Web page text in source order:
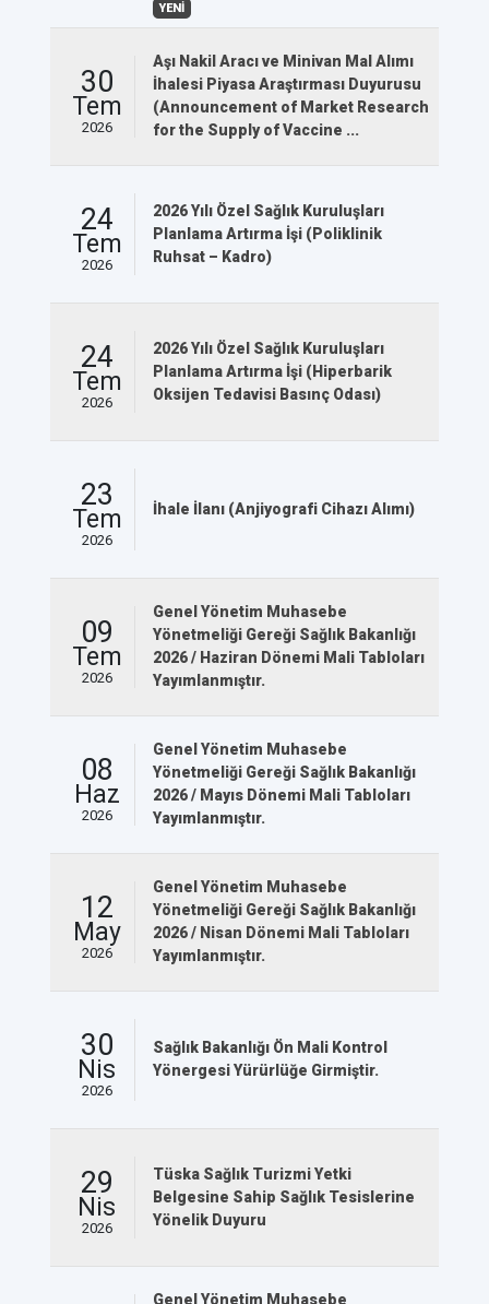
YENİ
30
Tem
2026
Aşı Nakil Aracı ve Minivan Mal Alımı
İhalesi Piyasa Araştırması Duyurusu
(Announcement of Market Research
for the Supply of Vaccine ...
24
Tem
2026
2026 Yılı Özel Sağlık Kuruluşları
Planlama Artırma İşi (Poliklinik
Ruhsat – Kadro)
24
Tem
2026
2026 Yılı Özel Sağlık Kuruluşları
Planlama Artırma İşi (Hiperbarik
Oksijen Tedavisi Basınç Odası)
23
Tem
2026
İhale İlanı (Anjiyografi Cihazı Alımı)
09
Tem
2026
Genel Yönetim Muhasebe
Yönetmeliği Gereği Sağlık Bakanlığı
2026 / Haziran Dönemi Mali Tabloları
Yayımlanmıştır.
08
Haz
2026
Genel Yönetim Muhasebe
Yönetmeliği Gereği Sağlık Bakanlığı
2026 / Mayıs Dönemi Mali Tabloları
Yayımlanmıştır.
12
May
2026
Genel Yönetim Muhasebe
Yönetmeliği Gereği Sağlık Bakanlığı
2026 / Nisan Dönemi Mali Tabloları
Yayımlanmıştır.
30
Nis
2026
Sağlık Bakanlığı Ön Mali Kontrol
Yönergesi Yürürlüğe Girmiştir.
29
Nis
2026
Tüska Sağlık Turizmi Yetki
Belgesine Sahip Sağlık Tesislerine
Yönelik Duyuru
Genel Yönetim Muhasebe